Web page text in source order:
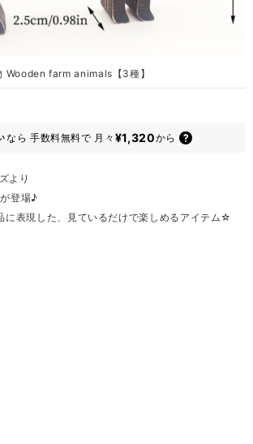
Wooden farm animals【3種】
なら 手数料無料で 月々 ¥1,320から
より
登場♪
に表現した、見ているだけで楽しめるアイテム☆